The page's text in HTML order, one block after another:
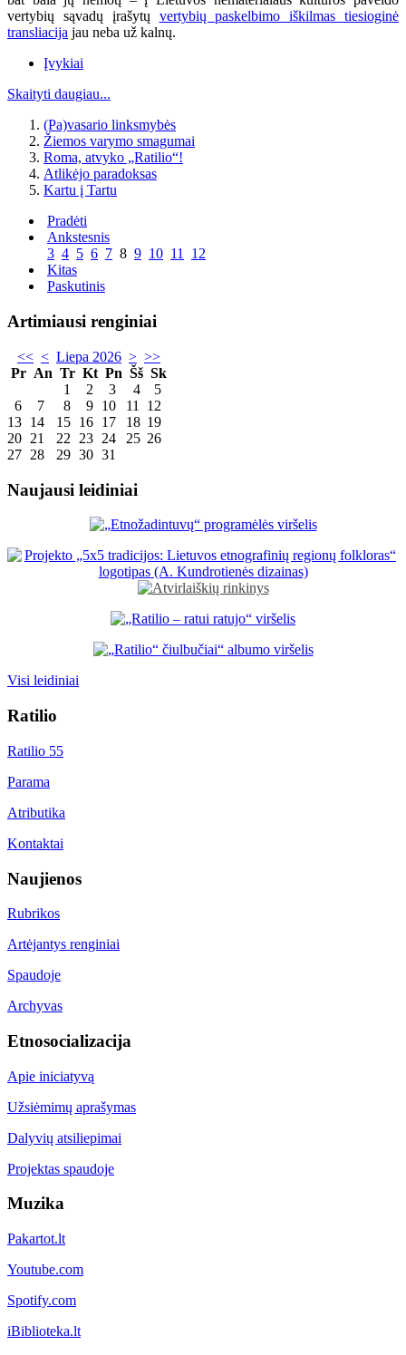
vertybių sąvadų įrašytų vertybių paskelbimo iškilmas tiesioginė
transliacija jau neba už kalnų.
Įvykiai
Skaityti daugiau...
(Pa)vasario linksmybės
Žiemos varymo smagumai
Roma, atvyko „Ratilio“!
Atlikėjo paradoksas
Kartu į Tartu
Pradėti
Ankstesnis
3 4 5 6 7 8 9 10 11 12
Kitas
Paskutinis
Artimiausi renginiai
<< < Liepa 2026 > >>
Pr An Tr Kt Pn Šš Sk
1
2 3 4
5
6
7 8 9 10 11
12
13 14 15 16 17 18 19
20 21 22 23 24 25 26
27 28 29 30 31
Naujausi leidiniai
Visi leidiniai
Ratilio
Ratilio 55
Parama
Atributika
Kontaktai
Naujienos
Rubrikos
Artėjantys renginiai
Spaudoje
Archyvas
Etnosocializacija
Apie iniciatyvą
Užsiėmimų aprašymas
Dalyvių atsiliepimai
Projektas spaudoje
Muzika
Pakartot.lt
Youtube.com
Spotify.com
iBiblioteka.lt